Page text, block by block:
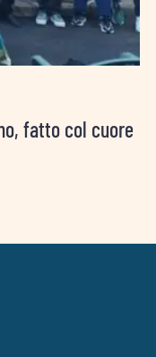
fatto col cuore